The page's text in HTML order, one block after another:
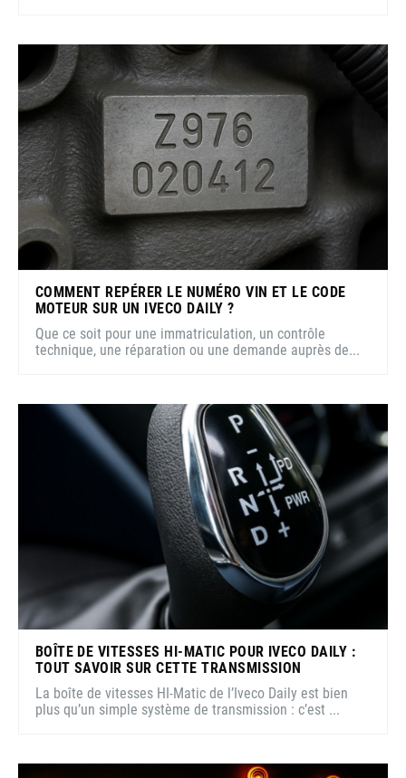
COMMENT REPÉRER LE NUMÉRO VIN ET LE CODE
MOTEUR SUR UN IVECO DAILY ?
Que ce soit pour une immatriculation, un contrôle
technique, une réparation ou une demande auprès de...
BOÎTE DE VITESSES HI-MATIC POUR IVECO DAILY :
TOUT SAVOIR SUR CETTE TRANSMISSION
La boîte de vitesses HI-Matic de l’Iveco Daily est bien
plus qu’un simple système de transmission : c’est ...